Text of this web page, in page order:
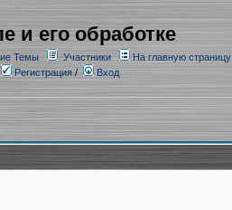
и его обработке
Темы Участники
На главную страницу
Регистрация/ Вход